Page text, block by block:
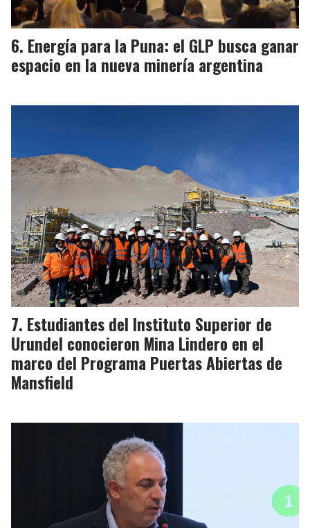
Energía para la Puna: el GLP busca ganar
espacio en la nueva minería argentina
Estudiantes del Instituto Superior de
Urundel conocieron Mina Lindero en el
marco del Programa Puertas Abiertas de
Mansfield